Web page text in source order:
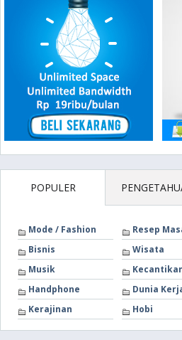
POPULER
Mode / Fashion
Resep
Bisnis
Wisata
Musik
Handphone
Dunia
Kerajinan
Hobi